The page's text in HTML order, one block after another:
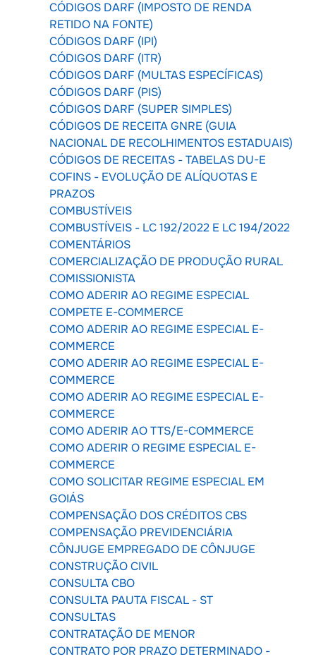
CÓDIGOS DARF (IMPOSTO DE RENDA
RETIDO NA FONTE)
CÓDIGOS DARF (IPI)
CÓDIGOS DARF (ITR)
CÓDIGOS DARF (MULTAS ESPECÍFICAS)
CÓDIGOS DARF (PIS)
CÓDIGOS DARF (SUPER SIMPLES)
CÓDIGOS DE RECEITA GNRE (GUIA
NACIONAL DE RECOLHIMENTOS ESTADUAIS)
CÓDIGOS DE RECEITAS - TABELAS DU-E
COFINS - EVOLUÇÃO DE ALÍQUOTAS E
PRAZOS
COMBUSTÍVEIS
COMBUSTÍVEIS - LC 192/2022 E LC 194/2022
COMENTÁRIOS
COMERCIALIZAÇÃO DE PRODUÇÃO RURAL
COMISSIONISTA
COMO ADERIR AO REGIME ESPECIAL
COMPETE E-COMMERCE
COMO ADERIR AO REGIME ESPECIAL E-
COMMERCE
COMO ADERIR AO REGIME ESPECIAL E-
COMMERCE
COMO ADERIR AO REGIME ESPECIAL E-
COMMERCE
COMO ADERIR AO TTS/E-COMMERCE
COMO ADERIR O REGIME ESPECIAL E-
COMMERCE
COMO SOLICITAR REGIME ESPECIAL EM
GOIÁS
COMPENSAÇÃO DOS CRÉDITOS CBS
COMPENSAÇÃO PREVIDENCIÁRIA
CÔNJUGE EMPREGADO DE CÔNJUGE
CONSTRUÇÃO CIVIL
CONSULTA CBO
CONSULTA PAUTA FISCAL - ST
CONSULTAS
CONTRATAÇÃO DE MENOR
CONTRATO POR PRAZO DETERMINADO -